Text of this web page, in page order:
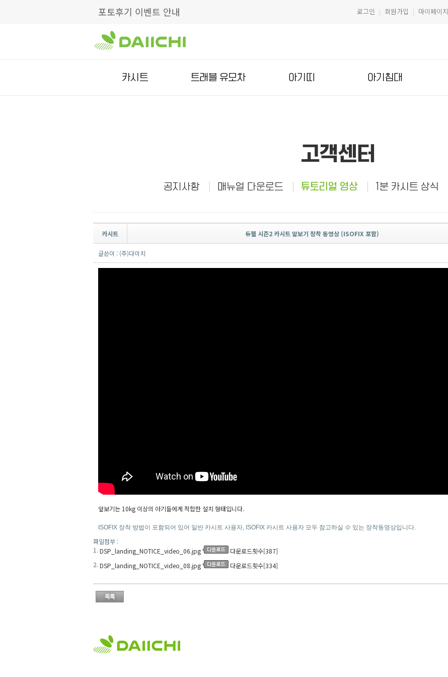
포토후기 이벤트 안내 로그인 | 회원가입 | 마이페이지
카시트 트래블 유모차 아기띠 아기침대
고객센터
공지사항 매뉴얼 다운로드 튜토리얼 영상 1분 카시트 상식
카시트 듀웰 시즌2 카시트 앞보기 장착 동영상 (ISOFIX 포함)
글쓴이 : (주)다이치
앞보기는 10kg 이상의 아기들에게 적합한 설치 형태입니다.
ISOFIX 장착 방법이 포함되어 있어 일반 카시트 사용자, ISOFIX 카시트 사용자 모두 참고하실 수 있는 장착동영상입니다.
파일첨부 :
1.DSP_landing_NOTICE_video_06.jpg
다운로드횟수[387]
2.DSP_landing_NOTICE_video_08.jpg 다운로드횟수[334]